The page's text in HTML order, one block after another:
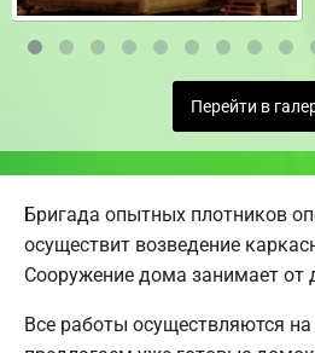
Перейти в
Бригада опытных плотников
осуществит возведение
Сооружение дома занимает от
Все работы осуществляются